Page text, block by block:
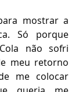
mostrar a
Só porque
não sofri
meu retorno
me colocar